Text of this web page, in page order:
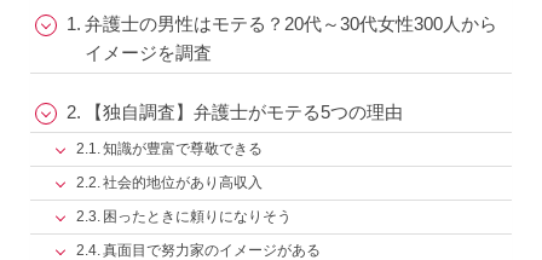
弁護士の男性はモテる？20代～30代女性300人から
イメージを調査
【独自調査】弁護士がモテる5つの理由
知識が豊富で尊敬できる
社会的地位があり高収入
困ったときに頼りになりそう
真面目で努力家のイメージがある